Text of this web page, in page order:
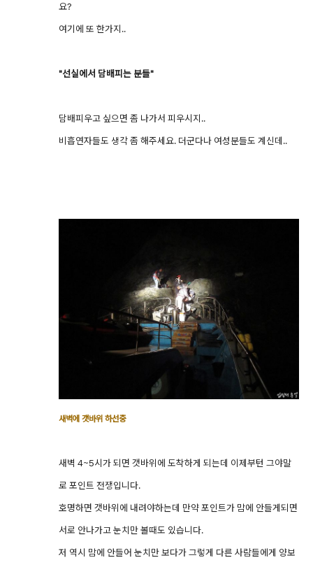
요?
여기에 또 한가지..
"선실에서 담배피는 분들"
담배피우고 싶으면 좀 나가서 피우시지..
비흡연자들도 생각 좀 해주세요. 더군다나 여성분들도 계신데..
새벽에 갯바위 하선중
새벽 4~5시가 되면 갯바위에 도착하게 되는데 이제부턴 그야말
로 포인트 전쟁입니다.
호명하면 갯바위에 내려야하는데 만약 포인트가 맘에 안들게되면
서로 안나가고 눈치만 볼때도 있습니다.
저 역시 맘에 안들어 눈치만 보다가 그렇게 다른 사람들에게 양보